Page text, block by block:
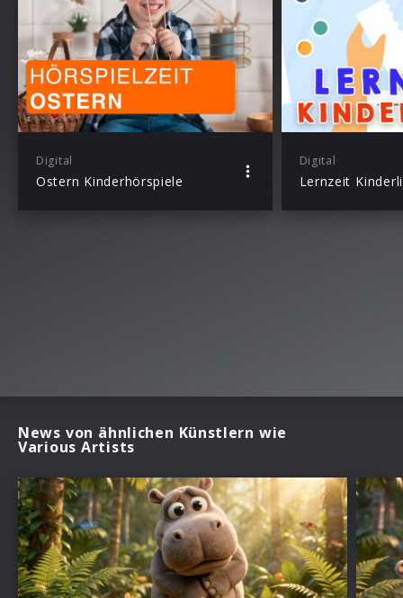
Digital
Ostern Kinderhörspiele
Digital
Lernzeit
News von ähnlichen Künstlern wie
Various Artists